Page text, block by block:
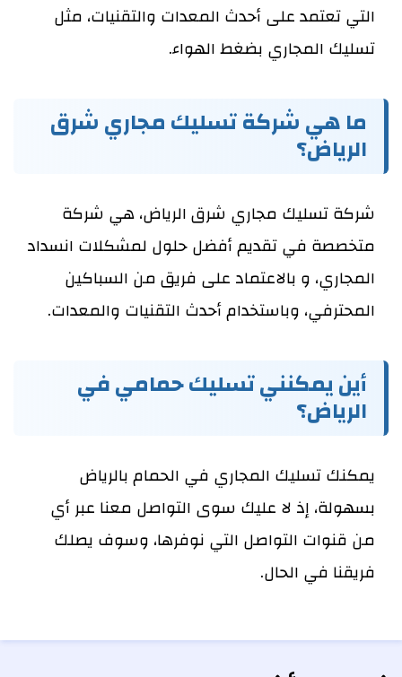
التي تعتمد على أحدث المعدات والتقنيات، مثل
تسليك المجاري بضغط الهواء.
ما هي شركة تسليك مجاري شرق
الرياض؟
شركة تسليك مجاري شرق الرياض، هي شركة
متخصصة في تقديم أفضل حلول لمشكلات انسداد
المجاري، و بالاعتماد على فريق من السباكين
المحترفي، وباستخدام أحدث التقنيات والمعدات.
أين يمكنني تسليك حمامي في
الرياض؟
يمكنك تسليك المجاري في الحمام بالرياض
بسهولة، إذ لا عليك سوى التواصل معنا عبر أي
من قنوات التواصل التي نوفرها، وسوف يصلك
فريقنا في الحال.